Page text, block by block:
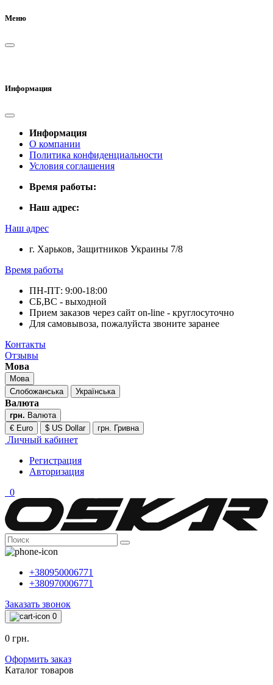
Меню
Информация
Информация
О компании
Политика конфиденциальности
Условия соглашения
Время работы:
Наш адрес:
Наш адрес
г. Харьков, Защитников Украины 7/8
Время работы
ПН-ПТ: 9:00-18:00
СБ,ВС - выходной
Прием заказов через сайт on-line - круглосуточно
Для самовывоза, пожалуйста звоните заранее
Контакты
Отзывы
Мова
Мова
Слобожанська
Українська
Валюта
грн. Валюта
€ Euro
$ US Dollar грн. Гривна
Личный кабинет
Регистрация
Авторизация
0
+380950006771
+380970006771
Заказать звонок
0
0 грн.
Оформить заказ
Каталог товаров